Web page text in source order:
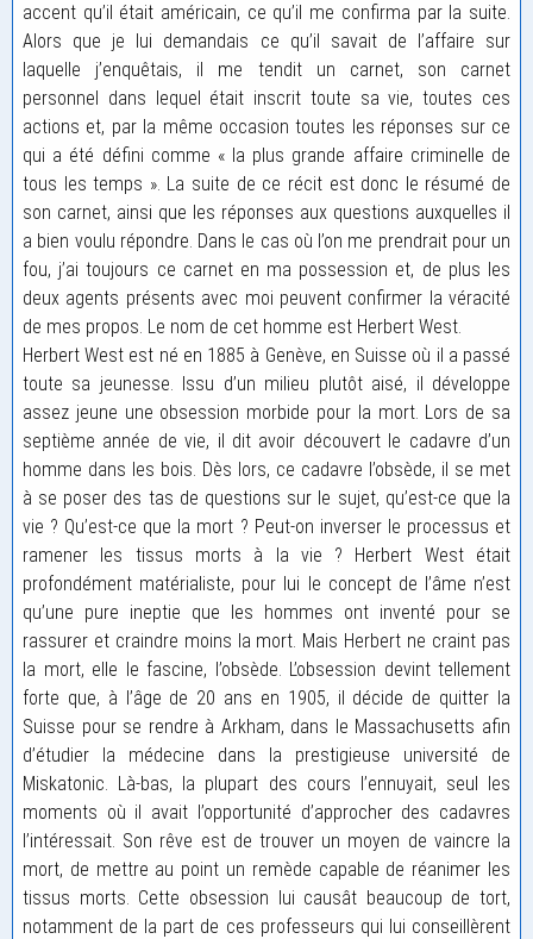
accent qu’il était américain, ce qu’il me confirma par la suite.
Alors que je lui demandais ce qu’il savait de l’affaire sur
laquelle j’enquêtais, il me tendit un carnet, son carnet
personnel dans lequel était inscrit toute sa vie, toutes ces
actions et, par la même occasion toutes les réponses sur ce
qui a été défini comme « la plus grande affaire criminelle de
tous les temps ». La suite de ce récit est donc le résumé de
son carnet, ainsi que les réponses aux questions auxquelles il
a bien voulu répondre. Dans le cas où l’on me prendrait pour un
fou, j’ai toujours ce carnet en ma possession et, de plus les
deux agents présents avec moi peuvent confirmer la véracité
de mes propos. Le nom de cet homme est Herbert West.
Herbert West est né en 1885 à Genève, en Suisse où il a passé
toute sa jeunesse. Issu d’un milieu plutôt aisé, il développe
assez jeune une obsession morbide pour la mort. Lors de sa
septième année de vie, il dit avoir découvert le cadavre d’un
homme dans les bois. Dès lors, ce cadavre l’obsède, il se met
à se poser des tas de questions sur le sujet, qu’est-ce que la
vie ? Qu’est-ce que la mort ? Peut-on inverser le processus et
ramener les tissus morts à la vie ? Herbert West était
profondément matérialiste, pour lui le concept de l’âme n’est
qu’une pure ineptie que les hommes ont inventé pour se
rassurer et craindre moins la mort. Mais Herbert ne craint pas
la mort, elle le fascine, l’obsède. L’obsession devint tellement
forte que, à l’âge de 20 ans en 1905, il décide de quitter la
Suisse pour se rendre à Arkham, dans le Massachusetts afin
d’étudier la médecine dans la prestigieuse université de
Miskatonic. Là-bas, la plupart des cours l’ennuyait, seul les
moments où il avait l’opportunité d’approcher des cadavres
l’intéressait. Son rêve est de trouver un moyen de vaincre la
mort, de mettre au point un remède capable de réanimer les
tissus morts. Cette obsession lui causât beaucoup de tort,
notamment de la part de ces professeurs qui lui conseillèrent